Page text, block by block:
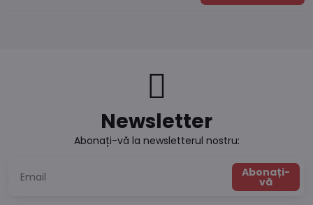
Newsletter
Abonați-vă la newsletterul nostru:
Abonați-
vă